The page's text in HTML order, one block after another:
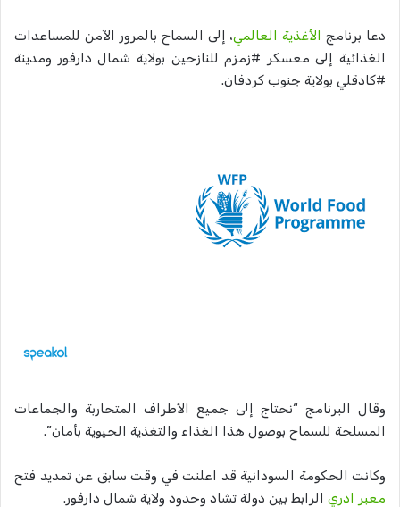
دعا برنامج الأغذية العالمي، إلى السماح بالمرور الآمن للمساعدات
الغذائية إلى معسكر #زمزم للنازحين بولاية شمال دارفور ومدينة
#كادقلي بولاية جنوب كردفان.
وقال البرنامج “نحتاج إلى جميع الأطراف المتحاربة والجماعات
المسلحة للسماح بوصول هذا الغذاء والتغذية الحيوية بأمان”.
وكانت الحكومة السودانية قد اعلنت في وقت سابق عن تمديد فتح
معبر ادري الرابط بين دولة تشاد وحدود ولاية شمال دارفور.